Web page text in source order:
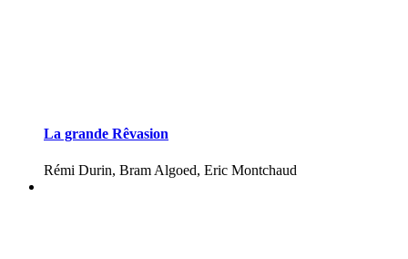
La grande Rêvasion
Rémi Durin, Bram Algoed, Eric Montchaud